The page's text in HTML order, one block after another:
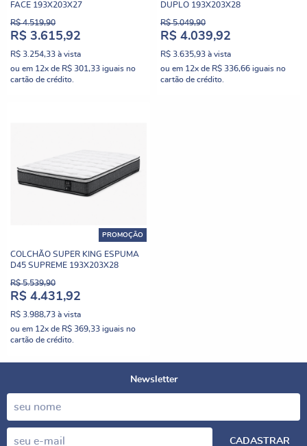
FACE 193X203X27
R$ 4.519,90
R$ 3.615,92
R$ 3.254,33 à vista
ou em 12x de R$ 301,33 iguais no
cartão de crédito.
DUPLO 193X203X28
R$ 5.049,90
R$ 4.039,92
R$ 3.635,93 à vista
ou em 12x de R$ 336,66 iguais no
cartão de crédito.
PROMOÇÃO
COLCHÃO SUPER KING ESPUMA
D45 SUPREME 193X203X28
R$ 5.539,90
R$ 4.431,92
R$ 3.988,73 à vista
ou em 12x de R$ 369,33 iguais no
cartão de crédito.
Newsletter
CADASTRAR